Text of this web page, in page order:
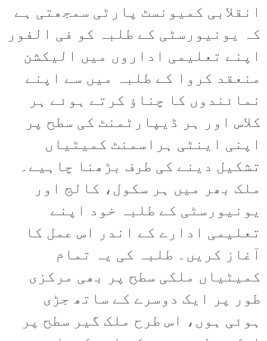
انقلابی کمیونسٹ پارٹی سمجھتی ہے
کہ یونیورسٹی کے طلبہ کو فی الفور
اپنے تعلیمی اداروں میں الیکشن
منعقد کروا کے طلبہ میں سے اپنے
نمائندوں کا چناؤ کرتے ہوئے ہر
کلاس اور ہر ڈیپارٹمنٹ کی سطح پر
اپنی اینٹی ہراسمنٹ کمیٹیاں
تشکیل دینے کی طرف بڑھنا چاہیے۔
ملک بھر میں ہر سکول، کالج اور
یونیورسٹی کے طلبہ خود اپنے
تعلیمی ادارے کے اندر اس عمل کا
آغاز کریں۔ طلبہ کی یہ تمام
کمیٹیاں ملکی سطح پر بھی مرکزی
طور پر ایک دوسرے کے ساتھ جڑی
ہوئی ہوں، اس طرح ملک گیر سطح پر